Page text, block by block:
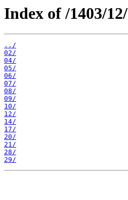
Index of /1403/12/
../
02/
04/
05/
06/
07/
08/
09/
10/
12/
14/
17/
20/
21/
28/
29/